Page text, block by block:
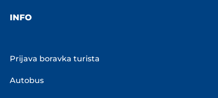
INFO
Prijava boravka turista
Autobus